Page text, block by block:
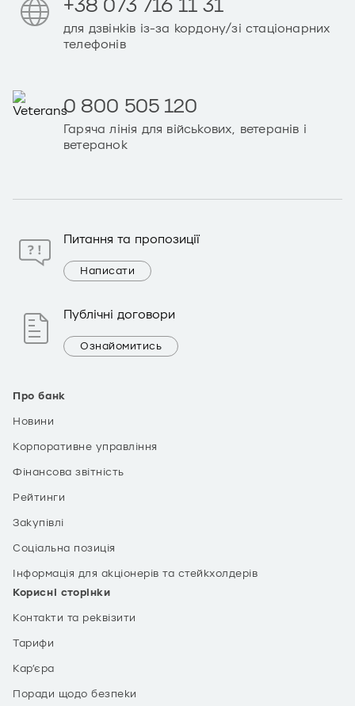
Про банк
Новини
Корпоративне управління
Фінансова звітність
Рейтинги
Закупівлі
Соціальна позиція
Інформація для акціонерів та стейкхолдерів
Корисні сторінки
Контакти та реквізити
Тарифи
Кар’єра
Поради щодо безпеки
+38 073 716 11 31
для дзвінків із-за кордону/зі стаціонарних
телефонів
0 800 505 120
Гаряча лінія для військових, ветеранів і
ветеранок
Питання та пропозиції
Написати
Публічні договори
Ознайомитись